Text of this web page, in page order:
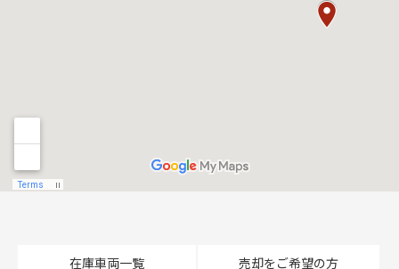
在庫車両一覧 売却をご希望の方